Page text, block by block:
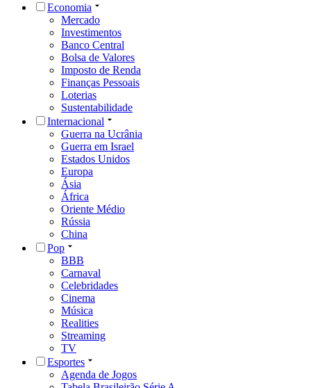
Economia
Mercado
Investimentos
Banco Central
Bolsa de Valores
Imposto de Renda
Finanças Pessoais
Loterias
Sustentabilidade
Internacional
Guerra na Ucrânia
Guerra em Israel
Estados Unidos
Europa
Ásia
África
Oriente Médio
Rússia
China
Pop
BBB
Carnaval
Celebridades
Cinema
Música
Realities
Streaming
TV
Esportes
Agenda de Jogos